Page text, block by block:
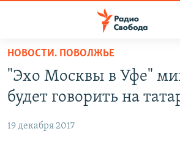
упрощенного
доступа
Вернуться
основному
ПРОГРАММЫ
ПОДКАСТЫ
АВТОРСКИЕ ПРОЕКТЫ
ЦИТАТЫ СВОБОДЫ
НОВОСТИ. ПОВОЛЖЬЕ
"Эхо Москвы в Уфе"
будет говорить на
19 декабря 2017